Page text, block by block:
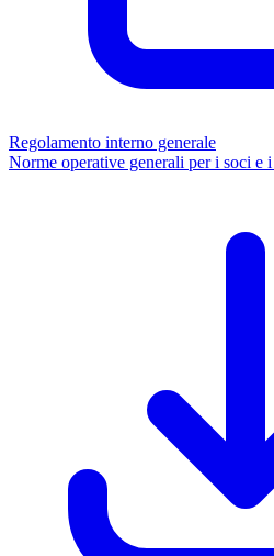
Regolamento interno generale
Norme operative generali per i soci e